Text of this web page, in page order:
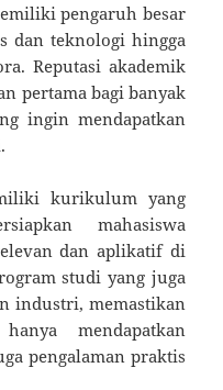
pengaruh besar
dan teknologi hingga
Reputasi akademik
pertama bagi banyak
ingin mendapatkan
kurikulum yang
mahasiswa
dan aplikatif di
studi yang juga
industri, memastikan
mendapatkan
pengalaman praktis